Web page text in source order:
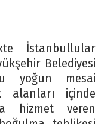
İstanbullular
Belediyesi
yoğun mesai
alanları içinde
hizmet veren